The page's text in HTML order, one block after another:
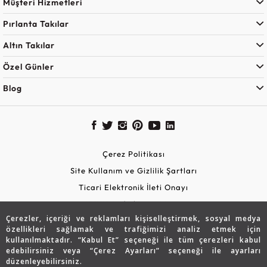
Çerezler, içeriği ve reklamları kişiselleştirmek, sosyal medya
özellikleri sağlamak ve trafiğimizi analiz etmek için
kullanılmaktadır. “Kabul Et” seçeneği ile tüm çerezleri kabul
edebilirsiniz veya “Çerez Ayarları” seçeneği ile ayarları
düzenleyebilirsiniz.
Pırlanta Takılar
Altın Takılar
Özel Günler
Blog
Çerez Politikası
Site Kullanım ve Gizlilik Şartları
Ticari Elektronik İleti Onayı
KVKK Aydınlatma Metni
Güvenli Alışveriş